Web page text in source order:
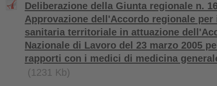
Deliberazione della Giunta regionale n.
Approvazione dell'Accordo regionale
sanitaria territoriale in attuazione
Nazionale di Lavoro del 23 marzo 2005
rapporti con i medici di medicina
(1231 Kb)